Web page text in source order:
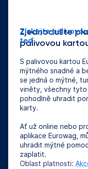
Zjednodušte
palivovou
S palivovou kartou
mýtného snadné a
se jedná o mýtné,
viněty, všechny
pohodlně uhradit
karty.
Ať už online nebo
aplikace Eurowag,
uhradit mýtné
zaplatit.
Oblast platnosti:
Získejte
teď